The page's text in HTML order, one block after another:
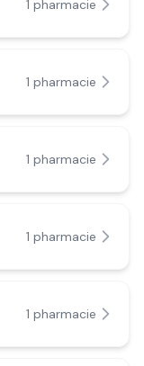
1 pharmacie
1 pharmacie
1 pharmacie
1 pharmacie
1 pharmacie